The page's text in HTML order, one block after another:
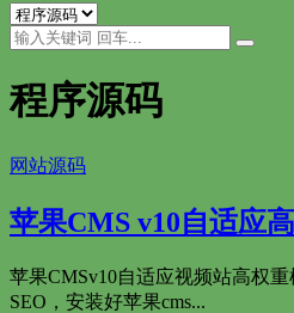
程序源码
网站源码
苹果CMS v10自适应
苹果CMSv10自适应视频站高权
SEO，安装好苹果cms...